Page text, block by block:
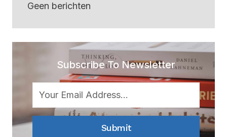
Geen berichten
Subscribe To Newsletter
Submit